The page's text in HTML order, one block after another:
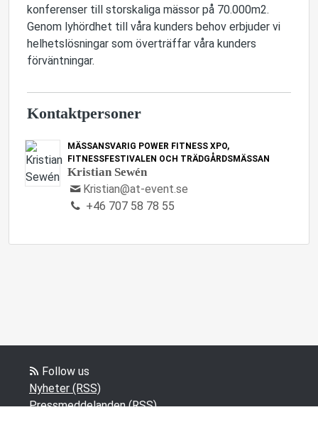
konferenser till storskaliga mässor på 70.000m2.
Genom lyhördhet till våra kunders behov erbjuder vi
helhetslösningar som överträffar våra kunders
förväntningar.
Kontaktpersoner
MÄSSANSVARIG POWER FITNESS XPO,
FITNESSFESTIVALEN OCH TRÄDGÅRDSMÄSSAN
Kristian Sewén
Kristian@at-event.se
+46 707 58 78 55
Follow us
Nyheter (RSS)
Pressmeddelanden (RSS)